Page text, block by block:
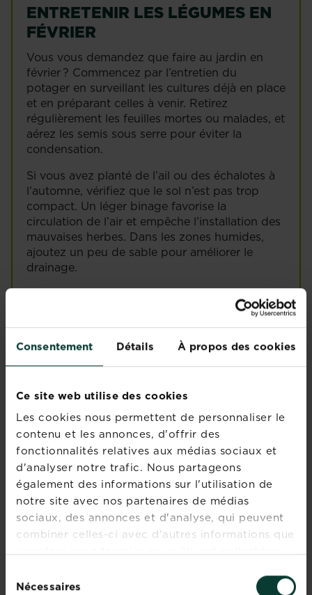
Consentement Détails À propos des cookies
Ce site web utilise des cookies
Les cookies nous permettent de personnaliser le
contenu et les annonces, d'offrir des
fonctionnalités relatives aux médias sociaux et
d'analyser notre trafic. Nous partageons
également des informations sur l'utilisation de
notre site avec nos partenaires de médias
sociaux, des annonces et d'analyse, qui peuvent
combiner celles-ci avec d'autres informations que
vous leur avez fournies ou qu'ils ont collectées
duNécessaires
ENTRETENIR LES LÉGUMES EN
FÉVRIER
Vous vous demandez que faire au jardin en
février ? Commencez par l’entretien du
potager en surveillant les cultures déjà en place
et en préparant celles à venir. Retirez
régulièrement les feuilles mortes ou malades, et
aérez les semis sous serre pour éviter la
condensation.
Si vous avez planté de l’ail ou des échalotes à
l’automne, vérifiez que le sol n’est pas trop
compact. Un léger binage favorise la
circulation de l’air et empêche l’installation des
mauvaises herbes. Dans les zones humides,
ajoutez un peu de sable pour améliorer le
drainage.
Pensez aussi à repiquer les jeunes plants
semés en janvier (salades, épinards, oignons)
dans des godets plus grands avant de les
transférer en pleine terre.
Astuce : installez un voile de forçage sur vos
température plus stable et protéger les jeunes
pousses des dernières gelées.
Légumes feuilles :
désherber
En savoir plussur Légumes feuilles :
Légumes feuilles : nourrir,
sur Légumes feuilles : nourrir,